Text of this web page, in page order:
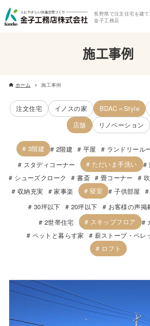
長野県で注文住宅を建
金子工務店
施工事例
ホーム 施工事例
注文住宅 イノスの家 BDAC＝Style
店舗
リノベーション
3階建 2階建 平屋 ランドリール
スタディコーナー
ただいま手洗い
シューズクローク
書斎 畳コーナー
収納充実
家事楽 寝室 子供部屋
30坪以下
20坪以下 お客様の声掲
2世帯住宅
スキップフロア
ペットと暮らす家
薪ストーブ・ペレ
ロフト